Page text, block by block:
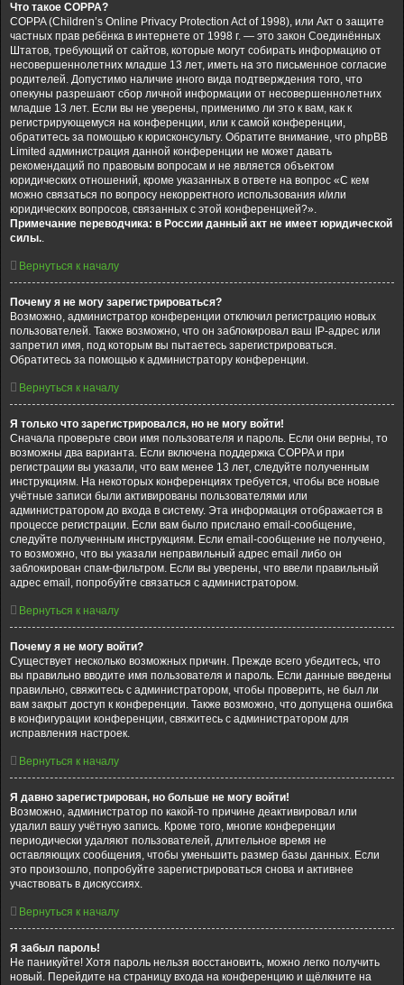
Что такое COPPA?
COPPA (Children’s Online Privacy Protection Act of 1998), или Акт о защите
частных прав ребёнка в интернете от 1998 г. — это закон Соединённых
Штатов, требующий от сайтов, которые могут собирать информацию от
несовершеннолетних младше 13 лет, иметь на это письменное согласие
родителей. Допустимо наличие иного вида подтверждения того, что
опекуны разрешают сбор личной информации от несовершеннолетних
младше 13 лет. Если вы не уверены, применимо ли это к вам, как к
регистрирующемуся на конференции, или к самой конференции,
обратитесь за помощью к юрисконсульту. Обратите внимание, что phpBB
Limited администрация данной конференции не может давать
рекомендаций по правовым вопросам и не является объектом
юридических отношений, кроме указанных в ответе на вопрос «С кем
можно связаться по вопросу некорректного использования и/или
юридических вопросов, связанных с этой конференцией?».
Примечание переводчика: в России данный акт не имеет юридической
силы..
Вернуться к началу
Почему я не могу зарегистрироваться?
Возможно, администратор конференции отключил регистрацию новых
пользователей. Также возможно, что он заблокировал ваш IP-адрес или
запретил имя, под которым вы пытаетесь зарегистрироваться.
Обратитесь за помощью к администратору конференции.
Вернуться к началу
Я только что зарегистрировался, но не могу войти!
Сначала проверьте свои имя пользователя и пароль. Если они верны, то
возможны два варианта. Если включена поддержка COPPA и при
регистрации вы указали, что вам менее 13 лет, следуйте полученным
инструкциям. На некоторых конференциях требуется, чтобы все новые
учётные записи были активированы пользователями или
администратором до входа в систему. Эта информация отображается в
процессе регистрации. Если вам было прислано email-сообщение,
следуйте полученным инструкциям. Если email-сообщение не получено,
то возможно, что вы указали неправильный адрес email либо он
заблокирован спам-фильтром. Если вы уверены, что ввели правильный
адрес email, попробуйте связаться с администратором.
Вернуться к началу
Почему я не могу войти?
Существует несколько возможных причин. Прежде всего убедитесь, что
вы правильно вводите имя пользователя и пароль. Если данные введены
правильно, свяжитесь с администратором, чтобы проверить, не был ли
вам закрыт доступ к конференции. Также возможно, что допущена ошибка
в конфигурации конференции, свяжитесь с администратором для
исправления настроек.
Вернуться к началу
Я давно зарегистрирован, но больше не могу войти!
Возможно, администратор по какой-то причине деактивировал или
удалил вашу учётную запись. Кроме того, многие конференции
периодически удаляют пользователей, длительное время не
оставляющих сообщения, чтобы уменьшить размер базы данных. Если
это произошло, попробуйте зарегистрироваться снова и активнее
участвовать в дискуссиях.
Вернуться к началу
Я забыл пароль!
Не паникуйте! Хотя пароль нельзя восстановить, можно легко получить
новый. Перейдите на страницу входа на конференцию и щёлкните на